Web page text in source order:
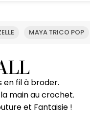
MAYA TRICO POP
en fil à broder.
main au crochet.
et Fantaisie !